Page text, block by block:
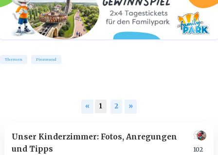
Themen Pinnwand
« 1 2 »
List
102
Unser Kinderzimmer: Fotos, Anregungen
und Tipps